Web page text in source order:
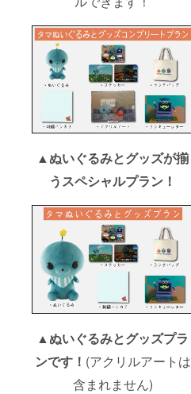
▲ぬいぐるみとグッズが揃
うスペシャルプラン！
▲ぬいぐるみとグッズプラ
ンです！ (アクリルアートは
含まれません)